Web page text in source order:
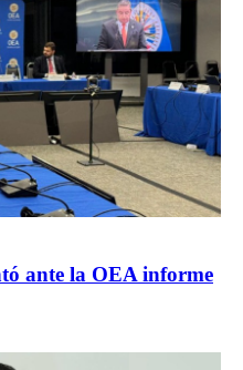
ante la OEA informe